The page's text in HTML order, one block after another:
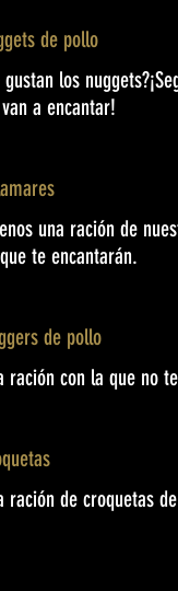
de pollo
gustan los
a encantar!
una ración de
te encantarán.
de pollo
ración con la que no
ración de croquetas